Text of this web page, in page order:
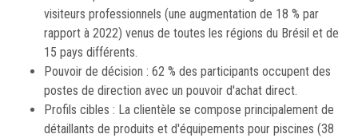
visiteurs professionnels (une augmentation de 18 % par
rapport à 2022) venus de toutes les régions du Brésil et de
15 pays différents.
Pouvoir de décision : 62 % des participants occupent des
postes de direction avec un pouvoir d'achat direct.
Profils cibles : La clientèle se compose principalement de
détaillants de produits et d'équipements pour piscines (38